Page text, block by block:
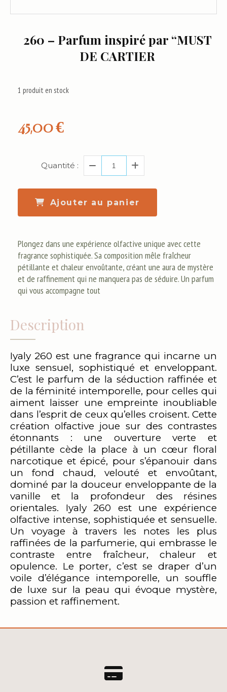
260 – Parfum inspiré par “MUST
DE CARTIER
45,00€
1 produit en stock
Quantité :
Ajouter au panier
Plongez dans une expérience olfactive unique avec cette
fragrance sophistiquée. Sa composition mêle fraîcheur
pétillante et chaleur envoûtante, créant une aura de mystère
et de raffinement qui ne manquera pas de séduire. Un parfum
qui vous accompagne tout
Description
Iyaly 260 est une fragrance qui incarne un
luxe sensuel, sophistiqué et enveloppant.
C’est le parfum de la séduction raffinée et
de la féminité intemporelle, pour celles qui
aiment laisser une empreinte inoubliable
dans l’esprit de ceux qu’elles croisent. Cette
création olfactive joue sur des contrastes
étonnants : une ouverture verte et
pétillante cède la place à un cœur floral
narcotique et épicé, pour s’épanouir dans
un fond chaud, velouté et envoûtant,
dominé par la douceur enveloppante de la
vanille et la profondeur des résines
orientales. Iyaly 260 est une expérience
olfactive intense, sophistiquée et sensuelle.
Un voyage à travers les notes les plus
raffinées de la parfumerie, qui embrasse le
contraste entre fraîcheur, chaleur et
opulence. Le porter, c’est se draper d’un
voile d’élégance intemporelle, un souffle
de luxe sur la peau qui évoque mystère,
passion et raffinement.
